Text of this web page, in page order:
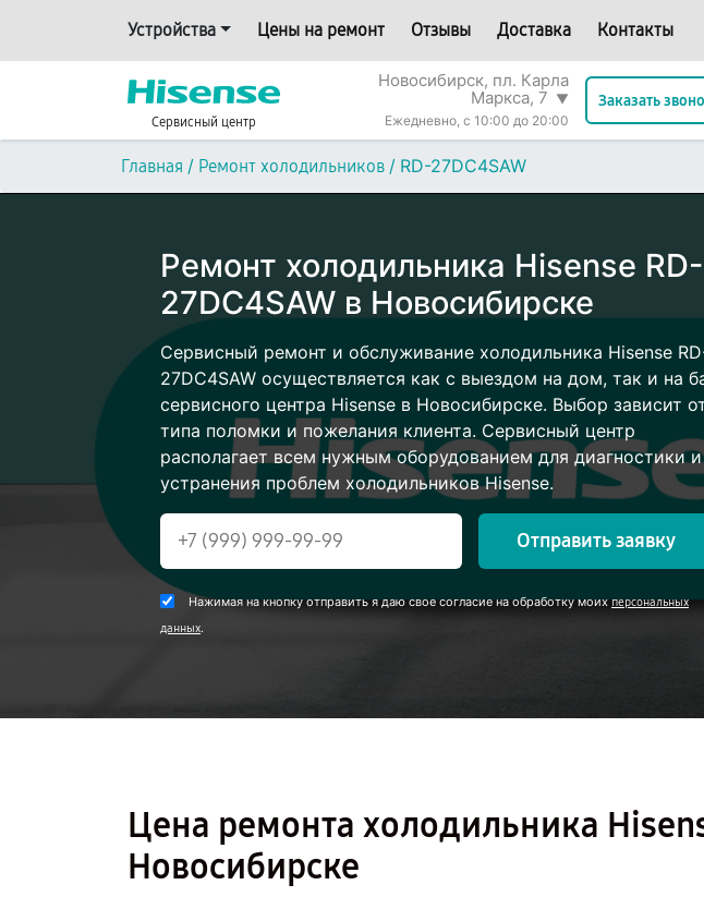
Устройства Цены на ремонт Отзывы Доставка Контакты
Сервисный центр
Новосибирск, пл. Карла
Маркса, 7 ▼
Ежедневно, с 10:00 до 20:00
Заказать
Главная / Ремонт холодильников / RD-27DC4SAW
Ремонт холодильника Hisense RD-
27DC4SAW в Новосибирске
Сервисный ремонт и обслуживание холодильника Hisense
27DC4SAW осуществляется как с выездом на дом, так и на
сервисного центра Hisense в Новосибирске. Выбор зависит
типа поломки и пожелания клиента. Сервисный центр
располагает всем нужным оборудованием для диагностики и
устранения проблем холодильников Hisense.
Отправить заявку
Нажимая на кнопку отправить я даю свое согласие на обработку моихперсональных
данных.
Цена ремонта холодильника
Новосибирске